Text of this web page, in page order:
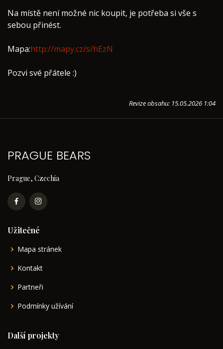
Na místě není možné nic koupit, je potřeba si vše s
sebou přinést.
Mapa:http://mapy.cz/s/hEzN
Pozvi své přátele :)
Revize obsahu: 15.05.2026 1:04
PRAGUE BEARS
Prague, Czechia
Užitečné
Mapa stránek
Kontakt
Partneři
Podmínky užívání
Další projekty